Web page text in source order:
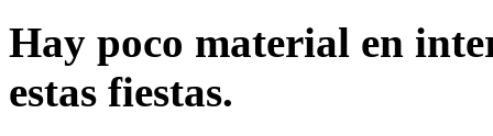
Hay poco material en
estas fiestas.